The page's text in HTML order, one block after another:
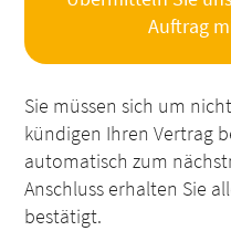
Auftrag
Sie müssen sich um
kündigen Ihren Vertrag
automatisch zum
Anschluss erhalten Sie
bestätigt.